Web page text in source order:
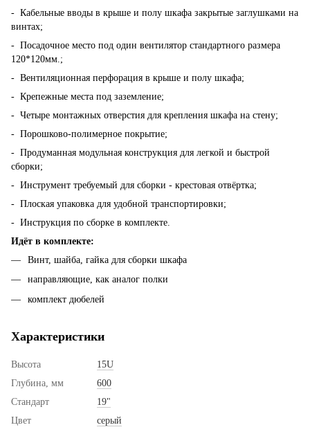
- Кабельные вводы в крыше и полу шкафа закрытые заглушками на
винтах;
- Посадочное место под один вентилятор стандартного размера
120*120мм.;
- Вентиляционная перфорация в крыше и полу шкафа;
- Крепежные места под заземление;
- Четыре монтажных отверстия для крепления шкафа на стену;
- Порошково-полимерное покрытие;
- Продуманная модульная конструкция для легкой и быстрой
сборки;
- Инструмент требуемый для сборки - крестовая отвёртка;
- Плоская упаковка для удобной транспортировки;
- Инструкция по сборке в комплекте.
Идёт в комплекте:
Винт, шайба, гайка для сборки шкафа
направляющие, как аналог полки
комплект дюбелей
Характеристики
Высота
15U
Глубина, мм
600
Стандарт
19"
Цвет
серый